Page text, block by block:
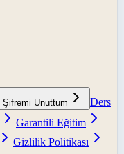
Şifremi Unuttum
Ders
Garantili Eğitim
Gizlilik Politikası